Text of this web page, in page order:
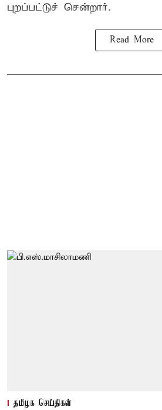
புறப்பட்டுச் சென்றார்.
Read More
தமிழக செய்திகள்